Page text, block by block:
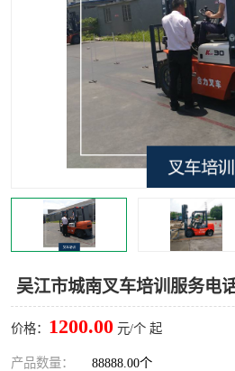
吴江市城南叉车培训服务电
价格： 1200.00 元/个 起
产品数量： 88888.00个
叉车上牌出租
叉车工培训学校
学叉车培训技巧
行车起重机培训